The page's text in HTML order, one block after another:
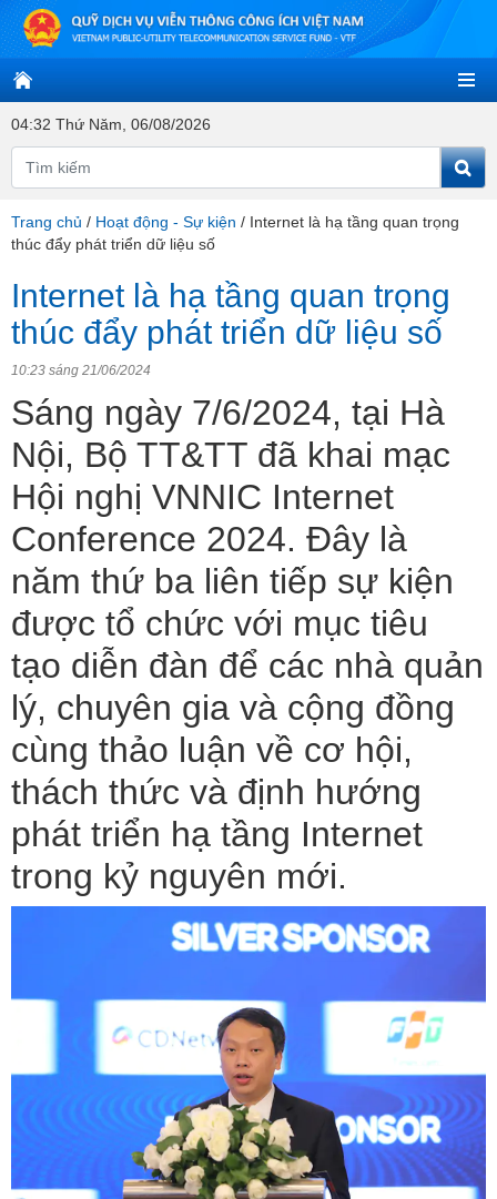
04:32 Thứ Năm, 06/08/2026
Trang chủ / Hoạt động - Sự kiện / Internet là hạ tầng quan trọng
thúc đẩy phát triển dữ liệu số
Internet là hạ tầng quan trọng
thúc đẩy phát triển dữ liệu số
10:23 sáng 21/06/2024
Sáng ngày 7/6/2024, tại Hà
Nội, Bộ TT&TT đã khai mạc
Hội nghị VNNIC Internet
Conference 2024. Đây là
năm thứ ba liên tiếp sự kiện
được tổ chức với mục tiêu
tạo diễn đàn để các nhà quản
lý, chuyên gia và cộng đồng
cùng thảo luận về cơ hội,
thách thức và định hướng
phát triển hạ tầng Internet
trong kỷ nguyên mới.